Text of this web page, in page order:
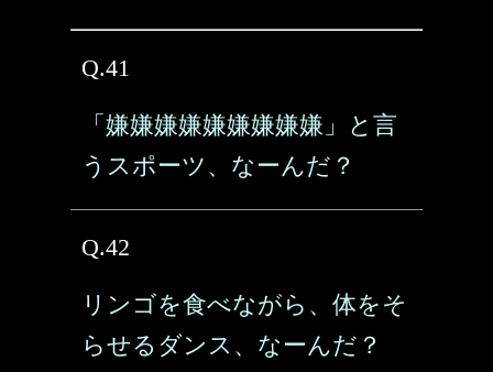
Q.41
「嫌嫌嫌嫌嫌嫌嫌嫌嫌」と言
うスポーツ、なーんだ？
Q.42
リンゴを食べながら、体をそ
らせるダンス、なーんだ？